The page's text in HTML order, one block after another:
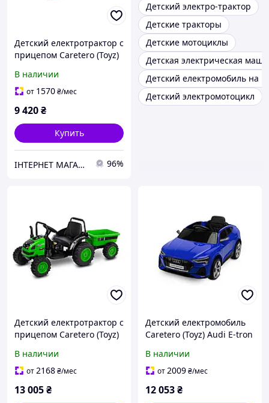
Детский електротрактор с
прицепом Caretero (Toyz)
В наличии
от 1570₴/мес
9 420₴
Купить
ІНТЕРНЕТ МАГАЗИН ДИТЯЧИХ ТОВАРІВ AGNES SHOP 96%
Детский электро-трактор
Детские тракторы
Детские мотоциклы
Детская электрическая
Детский електромобиль на
Детский электромотоцикл
Детский електротрактор с
прицепом Caretero (Toyz)
В наличии
от2168₴/мес
13 005₴
Детский електромобиль
Caretero (Toyz) Audi E-tron
В наличии
от2009₴/мес
12 053₴